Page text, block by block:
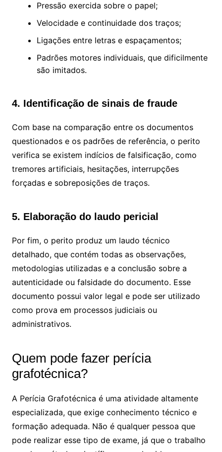
Pressão exercida sobre o papel;
Velocidade e continuidade dos traços;
Ligações entre letras e espaçamentos;
Padrões motores individuais, que dificilmente
são imitados.
4. Identificação de sinais de fraude
Com base na comparação entre os documentos
questionados e os padrões de referência, o perito
verifica se existem indícios de falsificação, como
tremores artificiais, hesitações, interrupções
forçadas e sobreposições de traços.
5. Elaboração do laudo pericial
Por fim, o perito produz um laudo técnico
detalhado, que contém todas as observações,
metodologias utilizadas e a conclusão sobre a
autenticidade ou falsidade do documento. Esse
documento possui valor legal e pode ser utilizado
como prova em processos judiciais ou
administrativos.
Quem pode fazer perícia
grafotécnica?
A Perícia Grafotécnica é uma atividade altamente
especializada, que exige conhecimento técnico e
formação adequada. Não é qualquer pessoa que
pode realizar esse tipo de exame, já que o trabalho